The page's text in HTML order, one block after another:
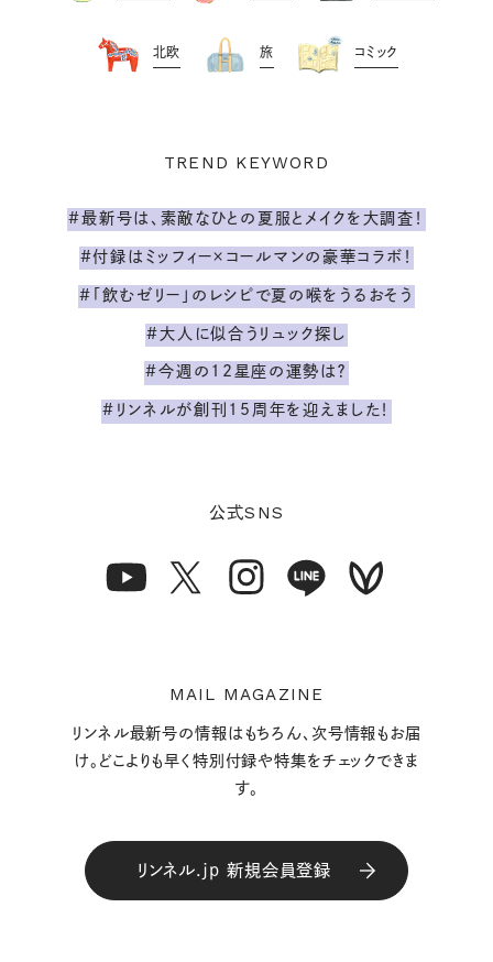
北欧 旅 コミック
TREND KEYWORD
#最新号は、素敵なひとの夏服とメイクを大調査！
#付録はミッフィー×コールマンの豪華コラボ！
#「飲むゼリー」のレシピで夏の喉をうるおそう
#大人に似合うリュック探し
#今週の12星座の運勢は？
#リンネルが創刊15周年を迎えました！
公式SNS
MAIL MAGAZINE
リンネル最新号の情報はもちろん、次号情報もお届
け。どこよりも早く特別付録や特集をチェックできま
す。
リンネル.jp 新規会員登録